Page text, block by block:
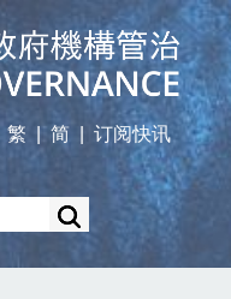
繁 | 简 订阅快讯